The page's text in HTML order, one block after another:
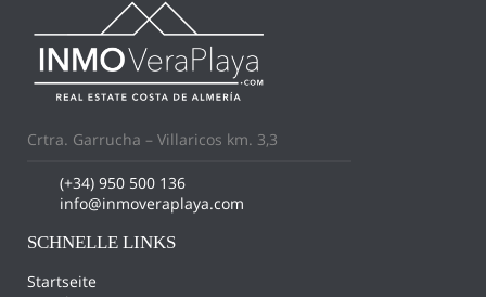
Crtra. Garrucha – Villaricos km. 3,3
(+34) 950 500 136
info@inmoveraplaya.com
SCHNELLE LINKS
Startseite